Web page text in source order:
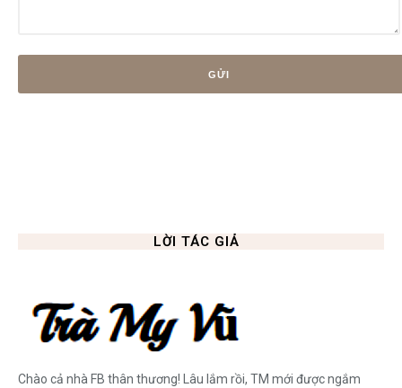
LỜI TÁC GIẢ
Chào cả nhà FB thân thương! Lâu lắm rồi, TM mới được ngắm